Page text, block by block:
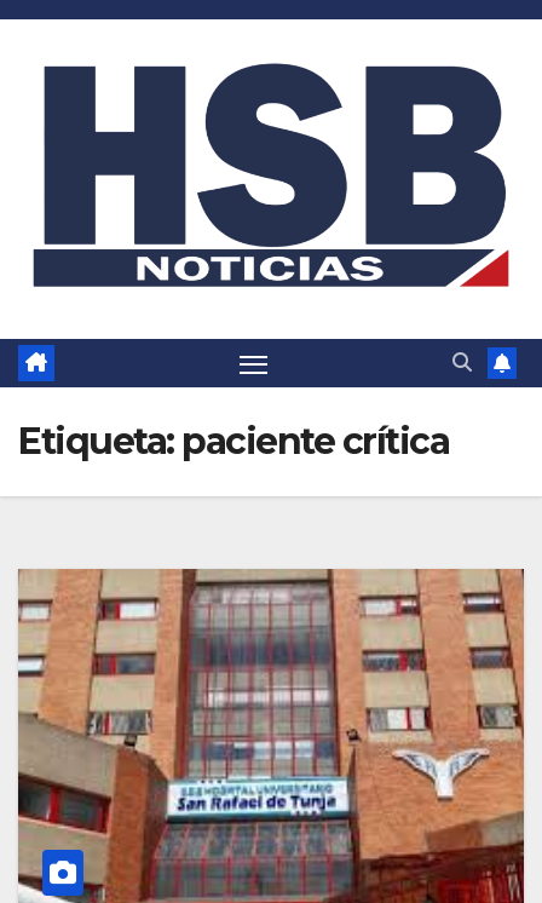
Saltar
Etiqueta: paciente crítica